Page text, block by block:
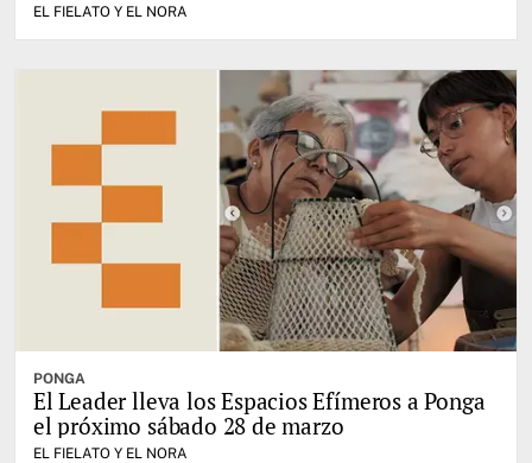
EL FIELATO Y EL NORA
PONGA
El Leader lleva los Espacios Efímeros a Ponga
el próximo sábado 28 de marzo
EL FIELATO Y EL NORA